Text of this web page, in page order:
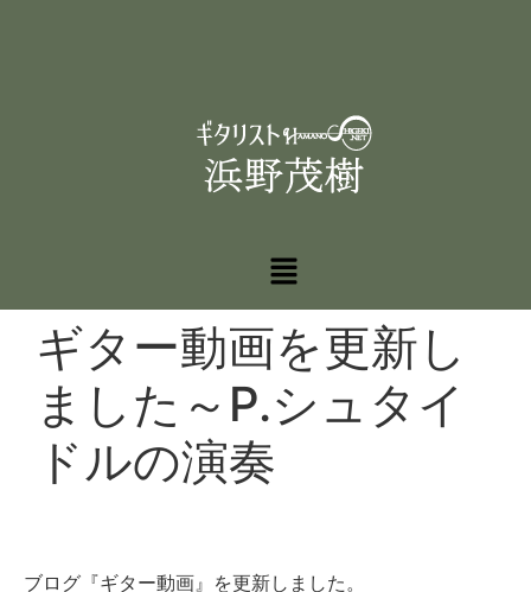
ギター動画を更新し
ました～P.シュタイ
ドルの演奏
ブログ『ギター動画』を更新しました。